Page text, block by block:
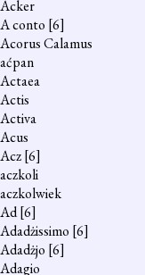
Acker
A conto [6]
Acorus Calamus
aćpan
Actaea
Actis
Activa
Acus
Acz[6]
aczkoli
aczkolwiek
Ad[6]
Adadżissimo [6]
Adadżjo [6]
Adagio